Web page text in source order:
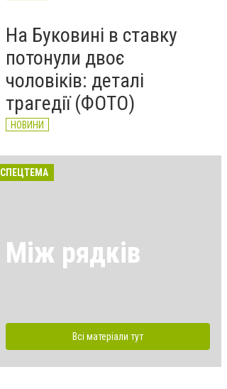
На Буковині в ставку
потонули двоє
чоловіків: деталі
трагедії (ФОТО)
НОВИНИ
СПЕЦТЕМА
Між рядків
Всі матеріали тут